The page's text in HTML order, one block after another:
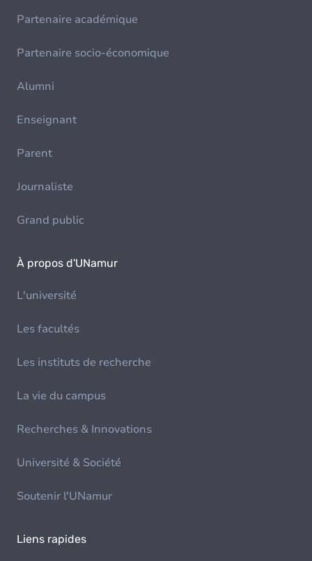
Partenaire académique
Partenaire socio-économique
Alumni
Enseignant
Parent
Journaliste
Grand public
À propos d'UNamur
L'université
Les facultés
Les instituts de recherche
La vie du campus
Recherches & Innovations
Université & Société
Soutenir l'UNamur
Liens rapides